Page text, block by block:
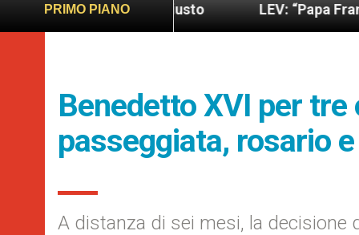
PRIMO PIANO
più sano e giusto LEV: “Papa Francesco.
Benedetto XVI per
passeggiata, rosario
A distanza di sei mesi, la decisione